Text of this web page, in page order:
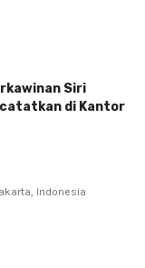
Siri
di Kantor
Indonesia